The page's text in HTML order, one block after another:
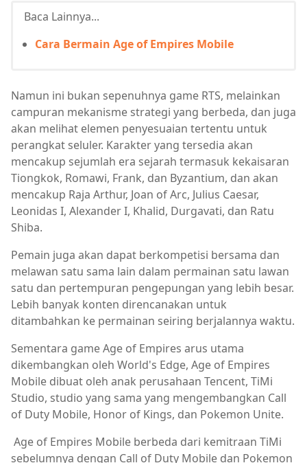
Baca Lainnya...
Cara Bermain Age of Empires Mobile
Namun ini bukan sepenuhnya game RTS, melainkan
campuran mekanisme strategi yang berbeda, dan juga
akan melihat elemen penyesuaian tertentu untuk
perangkat seluler. Karakter yang tersedia akan
mencakup sejumlah era sejarah termasuk kekaisaran
Tiongkok, Romawi, Frank, dan Byzantium, dan akan
mencakup Raja Arthur, Joan of Arc, Julius Caesar,
Leonidas I, Alexander I, Khalid, Durgavati, dan Ratu
Shiba.
Pemain juga akan dapat berkompetisi bersama dan
melawan satu sama lain dalam permainan satu lawan
satu dan pertempuran pengepungan yang lebih besar.
Lebih banyak konten direncanakan untuk
ditambahkan ke permainan seiring berjalannya waktu.
Sementara game Age of Empires arus utama
dikembangkan oleh World's Edge, Age of Empires
Mobile dibuat oleh anak perusahaan Tencent, TiMi
Studio, studio yang sama yang mengembangkan Call
of Duty Mobile, Honor of Kings, dan Pokemon Unite.
Age of Empires Mobile berbeda dari kemitraan TiMi
sebelumnya dengan Call of Duty Mobile dan Pokemon